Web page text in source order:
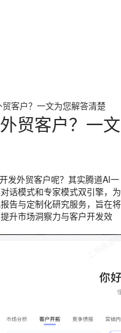
客户？一文为您解答清楚
贸客户？一文
发外贸客户呢？其实腾道AI一
话模式和专家模式双引擎，为
告与定制化研究服务，旨在将
升市场洞察力与客户开发效